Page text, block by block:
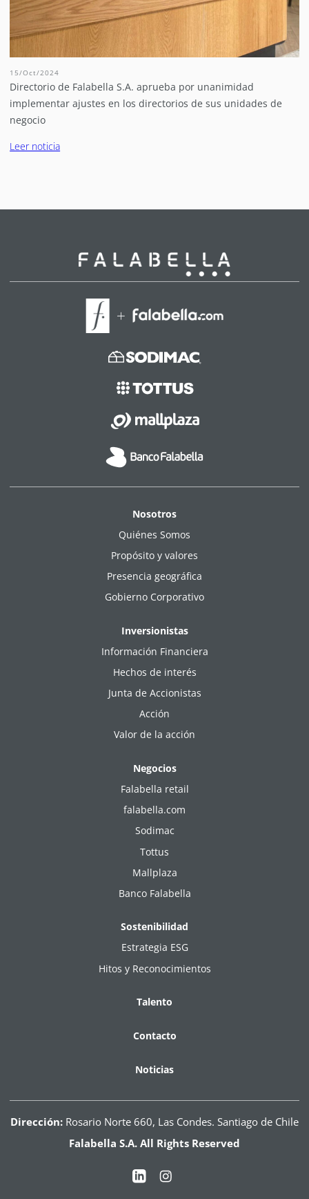
15/Oct/2024
Directorio de Falabella S.A. aprueba por unanimidad
implementar ajustes en los directorios de sus unidades de
negocio
Leer noticia
Nosotros
Quiénes Somos
Propósito y valores
Presencia geográfica
Gobierno Corporativo
Inversionistas
Información Financiera
Hechos de interés
Junta de Accionistas
Acción
Valor de la acción
Negocios
Falabella retail
falabella.com
Sodimac
Tottus
Mallplaza
Banco Falabella
Sostenibilidad
Estrategia ESG
Hitos y Reconocimientos
Talento
Contacto
Noticias
Dirección: Rosario Norte 660, Las Condes. Santiago de Chile
Falabella S.A. All Rights Reserved